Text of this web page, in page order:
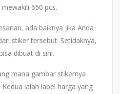
650 pcs.
ada baiknya jika Anda
stiker tersebut. Setidaknya,
dibuat di sini.
mana gambar stikernya
ialah label harga yang